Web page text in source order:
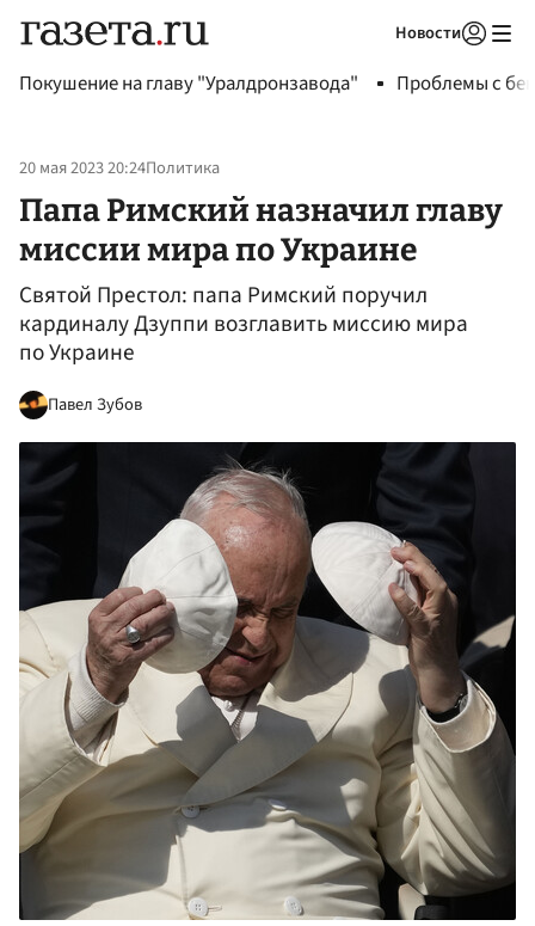
Новости
Покушение на главу "Уралдронзавода" Проблемы с
20 мая 2023 20:24Политика
Папа Римский назначил главу
миссии мира по Украине
Святой Престол: папа Римский поручил
кардиналу Дзуппи возглавить миссию мира
по Украине
Павел Зубов